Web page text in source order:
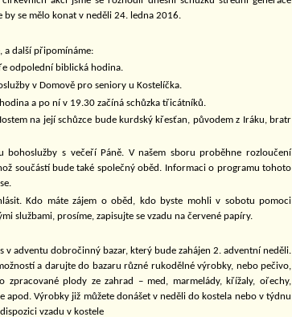
by se mělo konat v neděli 24. ledna 2016.
a další připomínáme:
odpolední biblická hodina.
v Domově pro seniory u Kostelíčka.
a po ní v 19.30 začíná schůzka třicátníků.
na její schůzce bude kurdský křesťan, původem z Iráku, bratr
bohoslužby s večeří Páně. V našem sboru proběhne rozloučení
součástí bude také společný oběd. Informaci o programu tohoto
Kdo máte zájem o oběd, kdo byste mohli v sobotu pomoci
službami, prosíme, zapisujte se vzadu na červené papíry.
v adventu dobročinný bazar, který bude zahájen 2. adventní neděli.
a darujte do bazaru různé rukodělné výrobky, nebo pečivo,
plody ze zahrad – med, marmelády, křížaly, ořechy,
apod. Výrobky již můžete donášet v neděli do kostela nebo v týdnu
vzadu v kostele